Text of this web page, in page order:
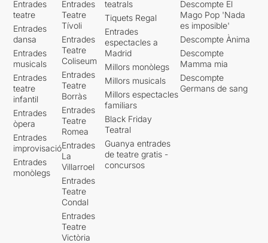
Llàstima que això no es
tornarà a repetir, encara qui
li ho demanin
El públic entusiasmat vam
aplaudir durant una bona
estona. Tímidament i una
mica desconcertat va sortir
a saludar un parell de
vegades.
Em sento molt afortunada
de poder dir: jo hi vaig anar.
Entrades
teatre
Entrades
dansa
Entrades
musicals
Entrades
teatre
infantil
Entrades
òpera
Entrades
improvisació
Entrades
monòlegs
Entrades
Teatre
Tívoli
Entrades
Teatre
Coliseum
Entrades
Teatre
Borràs
Entrades
Teatre
Romea
Entrades
La
Villarroel
Entrades
Teatre
Condal
Entrades
Teatre
Victòria
teatrals
Tiquets Regal
Entrades
espectacles a
Madrid
Millors monòlegs
Millors musicals
Millors espectacles
familiars
Black Friday
Teatral
Guanya entrades
de teatre gratis -
concursos
Descompte El
Mago Pop 'Nada
es imposible'
Descompte Ànima
Descompte
Mamma mia
Descompte
Germans de sang